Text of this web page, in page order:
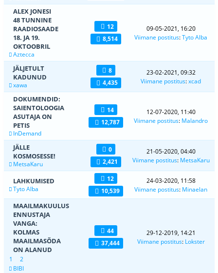
ALEX JONESI
48 TUNNINE
RAADIOSAADE
18. JA 19.
OKTOOBRIL
Aztecca
12
8,514
09-05-2021, 16:20
Viimane postitus:Tyto Alba
JÄLJETULT
KADUNUD
xawa
8
4,435
23-02-2021, 09:32
Viimane postitus:xcad
DOKUMENDID:
SAIENTOLOOGIA
ASUTAJA ON
PETIS
InDemand
14
12,787
12-07-2020, 11:40
Viimane postitus: Malandro
JÄLLE
KOSMOSESSE!
MetsaKaru
0
2,421
21-05-2020, 04:40
Viimane postitus: MetsaKaru
LAHKUMISED
Tyto Alba
12
10,539
24-03-2020, 11:58
Viimane postitus: Minaelan
MAAILMAKUULUS
ENNUSTAJA
VANGA:
KOLMAS
MAAILMASÕDA
ON ALANUD
1
2
BIBI
44
37,444
29-12-2019, 14:21
Viimane postitus: Lokster